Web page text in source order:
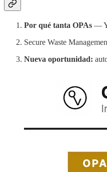
Por qué tanta OPAs — Y
Secure Waste
Nueva oportunidad: